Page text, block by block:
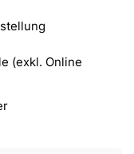
(exkl. Online